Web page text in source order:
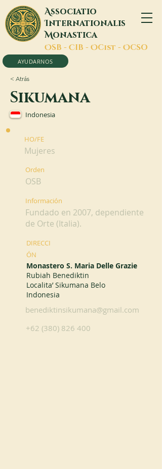
Associatio
Internationalis
Monastica
OSB - CIB - OCist - OCSO
AYUDARNOS
< Atrás
Sikumana
Indonesia
HO/FE
Mujeres
Orden
OSB
Información
Fundado en 2007, dependiente
de Orte (Italia).
DIRECCI
ÓN
Monastero S. Maria Delle Grazie
Rubiah Benediktin
Localita’ Sikumana Belo
Indonesia
benediktinsikumana@gmail.com
+62 (380) 826 400